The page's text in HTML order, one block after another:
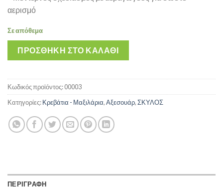
αερισμό
Σε απόθεμα
ΠΡΟΣΘΉΚΗ ΣΤΟ ΚΑΛΆΘΙ
Κωδικός προϊόντος:00003
Κατηγορίες:Κρεβάτια - Μαξιλάρια,Αξεσουάρ,ΣΚΥΛΟΣ
ΠΕΡΙΓΡΑΦΗ